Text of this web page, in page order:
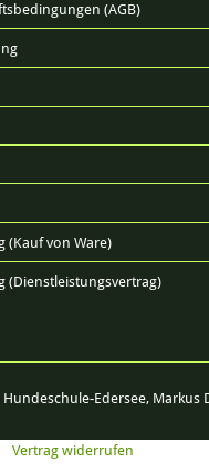
(AGB)
(Kauf von Ware)
(Dienstleistungsvertrag)
Edersee, Markus
Vertrag widerrufen